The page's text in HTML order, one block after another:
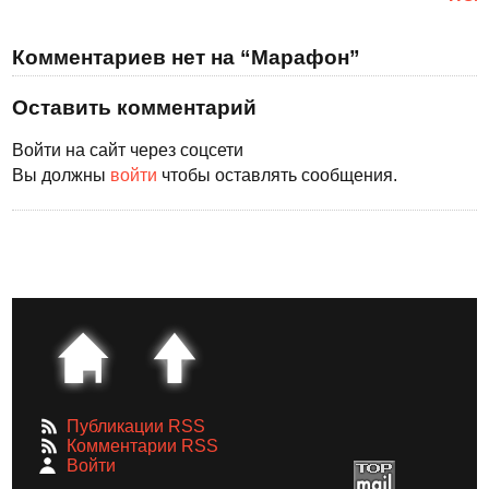
Комментариев нет на “Марафон”
Оставить комментарий
Войти на сайт через соцсети
Вы должны войти чтобы оставлять сообщения.
Публикации RSS
Комментарии RSS
Войти